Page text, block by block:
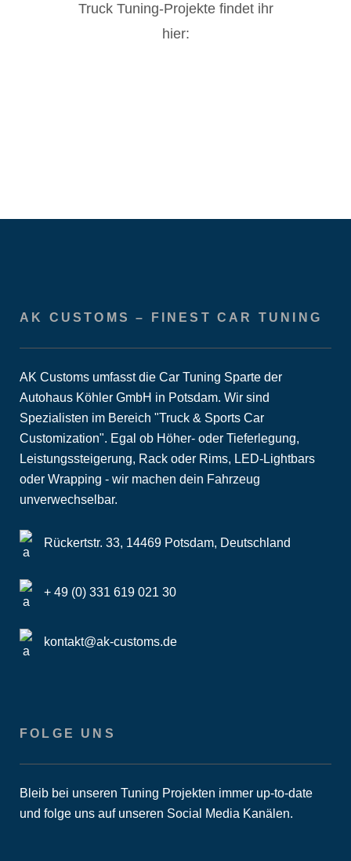
Truck Tuning-Projekte findet ihr
hier:
AK CUSTOMS – FINEST CAR TUNING
AK Customs umfasst die Car Tuning Sparte der
Autohaus Köhler GmbH in Potsdam. Wir sind
Spezialisten im Bereich "Truck & Sports Car
Customization". Egal ob Höher- oder Tieferlegung,
Leistungssteigerung, Rack oder Rims, LED-Lightbars
oder Wrapping - wir machen dein Fahrzeug
unverwechselbar.
Rückertstr. 33, 14469 Potsdam, Deutschland
+ 49 (0) 331 619 021 30
kontakt@ak-customs.de
FOLGE UNS
Bleib bei unseren Tuning Projekten immer up-to-date
und folge uns auf unseren Social Media Kanälen.